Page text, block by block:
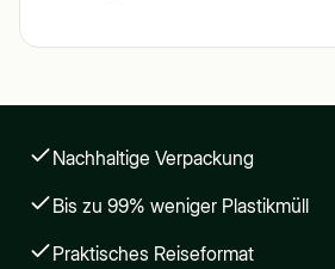
Nachhaltige Verpackung
Bis zu 99% weniger Plastikmüll
Praktisches Reiseformat